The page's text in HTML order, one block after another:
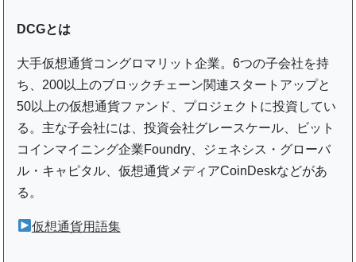
DCGとは
大手仮想通貨コングロマリット企業。6つの子会社を持
ち、200以上のブロックチェーン関連スタートアップと
50以上の仮想通貨ファンド、プロジェクトに投資してい
る。主な子会社には、投資会社グレースケール、ビット
コインマイニング企業Foundry、ジェネシス・グローバ
ル・キャピタル、仮想通貨メディアCoinDeskなどがあ
る。
仮想通貨用語集